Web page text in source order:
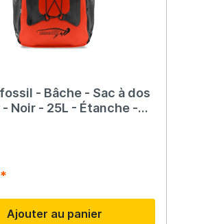
- Bâche - Sac à dos
- Noir - 25L - Étanche -
Ajouter au panier